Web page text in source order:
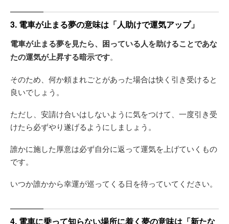
3. 電車が止まる夢の意味は「人助けで運気アップ」
電車が止まる夢を見たら、困っている人を助けることであな
たの運気が上昇する暗示です。
そのため、何か頼まれごとがあった場合は快く引き受けると
良いでしょう。
ただし、安請け合いはしないように気をつけて、一度引き受
けたら必ずやり遂げるようにしましょう。
誰かに施した厚意は必ず自分に返って運気を上げていくもの
です。
いつか誰かから幸運が巡ってくる日を待っていてください。
4. 電車に乗って知らない場所に着く夢の意味は「新たな